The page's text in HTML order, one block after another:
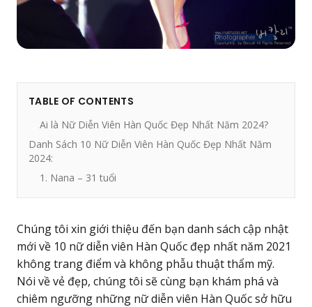
TABLE OF CONTENTS
Ai là Nữ Diễn Viên Hàn Quốc Đẹp Nhất Năm 2024?
Danh Sách 10 Nữ Diễn Viên Hàn Quốc Đẹp Nhất Năm
2024:
1. Nana – 31 tuổi
Chúng tôi xin giới thiệu đến bạn danh sách cập nhật
mới về 10 nữ diễn viên Hàn Quốc đẹp nhất năm 2021
không trang điểm và không phẫu thuật thẩm mỹ.
Nói về vẻ đẹp, chúng tôi sẽ cùng bạn khám phá và
chiêm ngưỡng những nữ diễn viên Hàn Quốc sở hữu